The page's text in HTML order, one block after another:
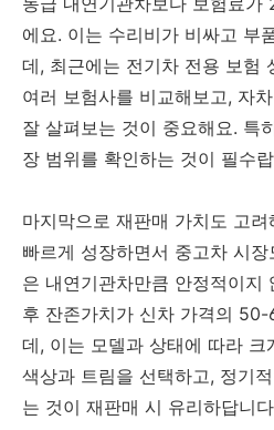
에요. 이는 수리비가 비싸고 부
데, 최근에는 전기차 전용 보험
여러 보험사를 비교해보고, 자
잘 살펴보는 것이 중요해요. 특
장 범위를 확인하는 것이 필수
마지막으로 재판매 가치도 고
빠르게 성장하면서 중고차 시
은 내연기관차만큼 안정적이지
후 잔존가치가 신차 가격의
데, 이는 모델과 상태에 따라 크
색상과 트림을 선택하고, 정기
는 것이 재판매 시 유리하답니